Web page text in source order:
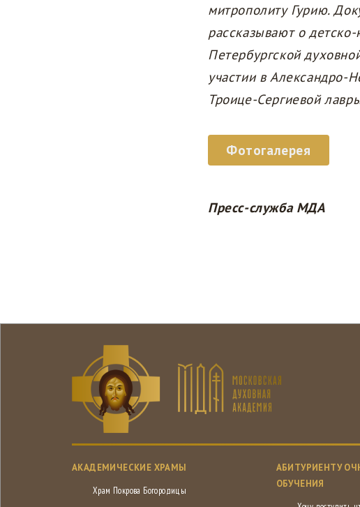
митрополиту Гурию.
рассказывают о
Петербургской
участии в Александро-
Троице-Сергиевой
Фотогалерея
Пресс-служба МДА
АКАДЕМИЧЕСКИЕ ХРАМЫ
Храм Покрова Богородицы
АБИТУРИЕНТУ
ОБУЧЕНИЯ